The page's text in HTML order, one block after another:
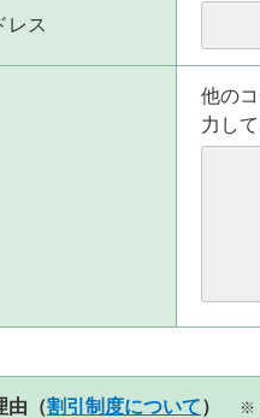
レス
他の
力し
由（割引制度について） ※